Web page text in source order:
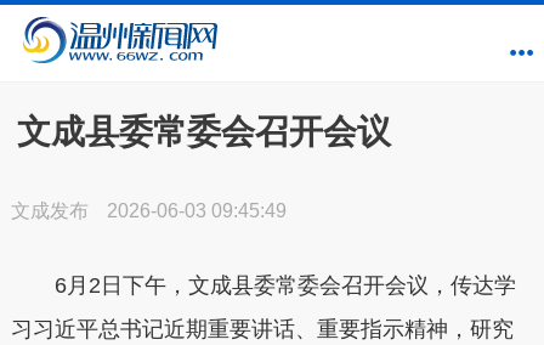
文成县委常委会召开会议
文成发布 2026-06-03 09:45:49
6月2日下午，文成县委常委会召开会议，传达学
习习近平总书记近期重要讲话、重要指示精神，研究